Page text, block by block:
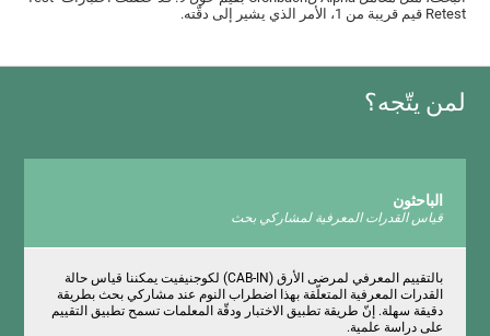
Retest قيم قريبة من 1، الأمر الذي يشير إلى دقّته.
لمن يتّجه؟
الباحثون
قياس القدرات المعرفية لمشاركي بحث
بالتقييم المعرفي لمرضى الأرق (CAB-IN) لكوجنيفيت يمكننا قياس حالة
القدرات المعرفية المتعلّقة بهذا اضطراب النوم عند مشاركي بحث بطريقة
دقيقة سهلة. إنّ طريقة تطبيق الاختبار ودقّة المعلمات تسمح تطبيق التقييم
على دراسة علمية.